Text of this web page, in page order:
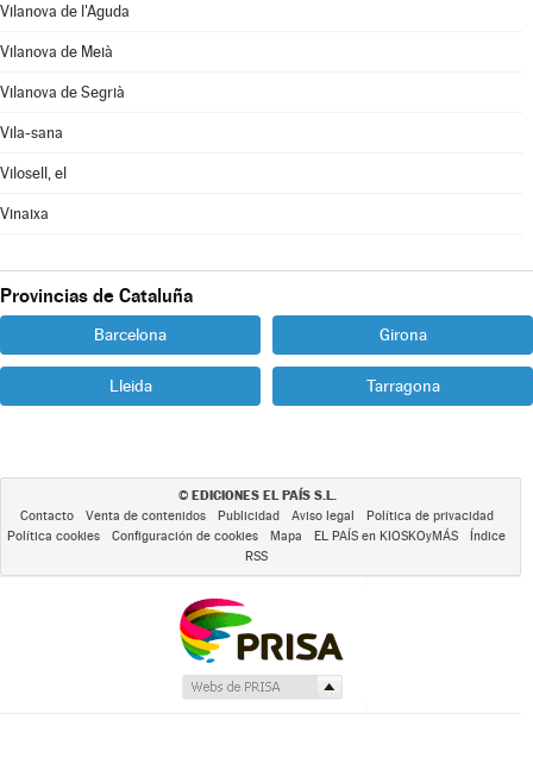
Vilanova de l'Aguda
Vilanova de Meià
Vilanova de Segrià
Vila-sana
Vilosell, el
Vinaixa
Provincias de Cataluña
Barcelona Girona
Lleida Tarragona
© EDICIONES EL PAÍS S.L.
Contacto Venta de contenidos Publicidad Aviso legal
Política de privacidad
Política cookies
Configuración de cookies Mapa EL PAÍS en KIOSKOyMÁS
Índice
RSS